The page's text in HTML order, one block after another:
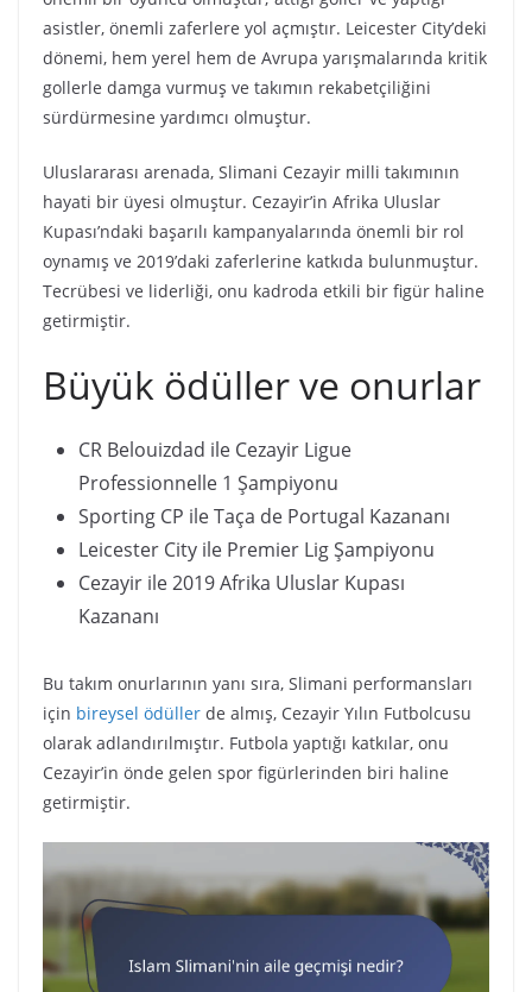
asistler, önemli zaferlere yol açmıştır. Leicester City’deki
dönemi, hem yerel hem de Avrupa yarışmalarında kritik
gollerle damga vurmuş ve takımın rekabetçiliğini
sürdürmesine yardımcı olmuştur.
Uluslararası arenada, Slimani Cezayir milli takımının
hayati bir üyesi olmuştur. Cezayir’in Afrika Uluslar
Kupası’ndaki başarılı kampanyalarında önemli bir rol
oynamış ve 2019’daki zaferlerine katkıda bulunmuştur.
Tecrübesi ve liderliği, onu kadroda etkili bir figür haline
getirmiştir.
Büyük ödüller ve onurlar
CR Belouizdad ile Cezayir Ligue
Professionnelle 1 Şampiyonu
Sporting CP ile Taça de Portugal Kazananı
Leicester City ile Premier Lig Şampiyonu
Cezayir ile 2019 Afrika Uluslar Kupası
Kazananı
Bu takım onurlarının yanı sıra, Slimani performansları
için bireysel ödüller de almış, Cezayir Yılın Futbolcusu
olarak adlandırılmıştır. Futbola yaptığı katkılar, onu
Cezayir’in önde gelen spor figürlerinden biri haline
getirmiştir.